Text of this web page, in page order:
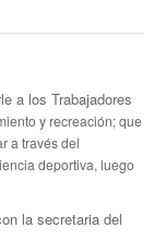
a los Trabajadores
y recreación; que
a través del
deportiva, luego
la secretaria del